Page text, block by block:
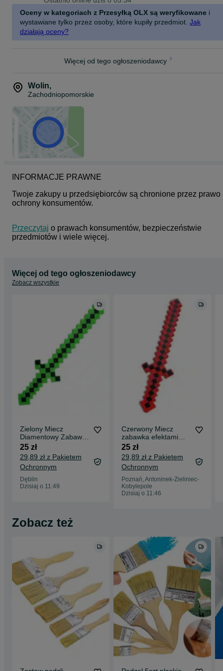
Oceny w kategoriach z Przesyłką OLX są weryfikowane i
wystawiane tylko przez osoby, które kupiły przedmiot. Jak
działają oceny?
Więcej od tego ogłoszeniodawcy
Wolin,
Zachodniopomorskie
INFORMACJE PRAWNE
Twoje zakupy u przedsiębiorców są chronione przez prawo
ochrony konsumentów.
Przeczytaj o prawach konsumentów, bezpieczeństwie
przedmiotów i wiele więcej.
Więcej od tego ogłoszeniodawcy
Zobacz wszystkie
Zielony Miecz
Diamentowy Zabawka
dla Dziecka Gra
Świeci
25 zł
29,89 zł z Pakietem
Ochronnym
Dęblin
Dzisiaj o 11:49
Czerwony Miecz
zabawka efektami
Miecz Diamentowy
25 zł
29,89 zł z Pakietem
Ochronnym
Poznań, Antoninek-Zieliniec-
Kobylepole
Dzisiaj o 11:46
Zobacz też